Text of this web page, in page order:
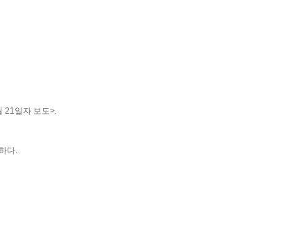
21일자 보도>.
다.